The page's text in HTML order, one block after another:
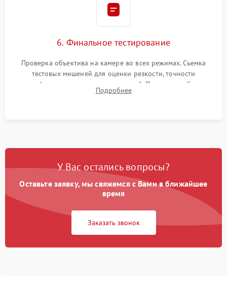
6. Финальное тестирование
Проверка объектива на камере во всех режимах. Съемка
тестовых мишеней для оценки резкости, точности
автофокуса и отсутствия искажений. Проверка работы
диафрагмы на закрытых значениях и тестирование
Подробнее
У Вас остались вопросы?
Оставьте заявку, мы свяжемся с Вами в ближайшее
время
Заказать звонок